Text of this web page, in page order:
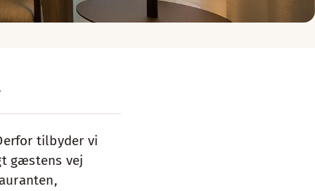
tilbyder vi
gæstens vej